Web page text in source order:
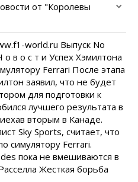
от "Королевы
world.ru Выпуск No
в о с т и Успех Хэмилтона
Ferrari После этапа
заявил, что не будет
для подготовки к
лучшего результата в
вторым в Канаде.
Sky Sports, считает, что
симулятору Ferrari.
пока не вмешиваются в
Жесткая борьба